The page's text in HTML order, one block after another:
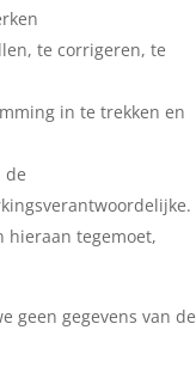
te corrigeren, te
in te trekken en
de
hieraan tegemoet,
geen gegevens van de